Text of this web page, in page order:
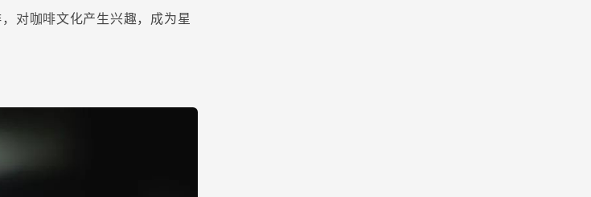
对咖啡文化产生兴趣，成为星